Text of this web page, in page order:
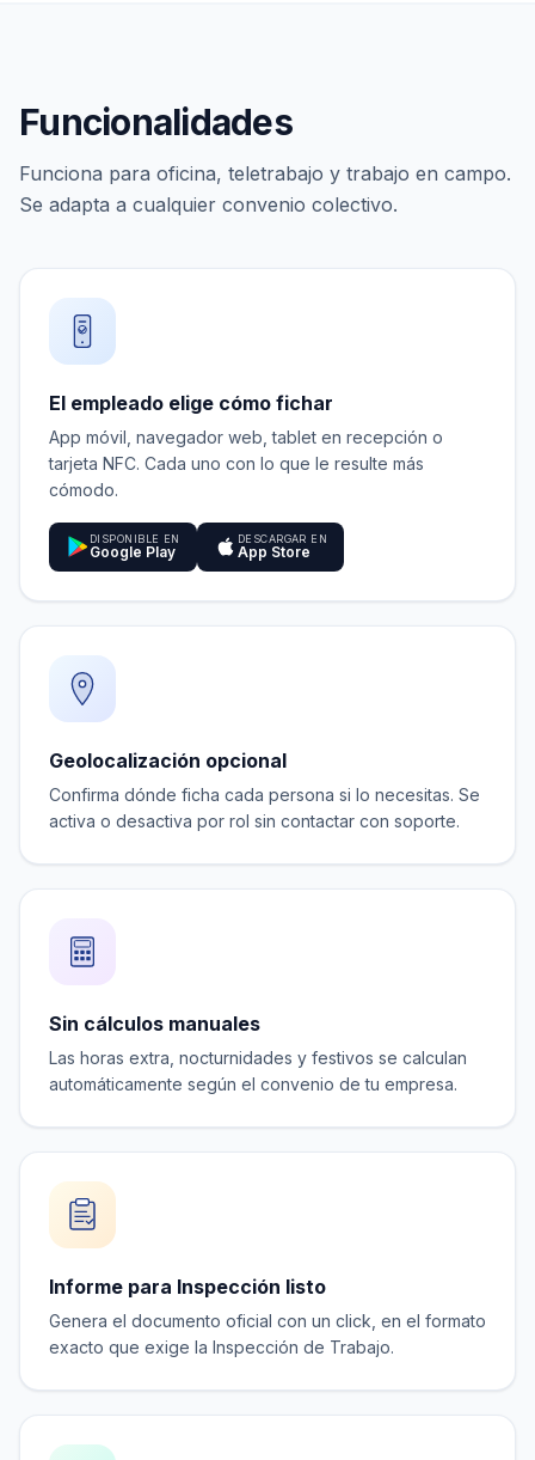
Funcionalidades
Funciona para oficina, teletrabajo y trabajo en campo.
Se adapta a cualquier convenio colectivo.
El empleado elige cómo fichar
App móvil, navegador web, tablet en recepción o
tarjeta NFC. Cada uno con lo que le resulte más
cómodo.
DISPONIBLE EN
Google Play
DESCARGAR EN
App Store
Geolocalización opcional
Confirma dónde ficha cada persona si lo necesitas. Se
activa o desactiva por rol sin contactar con soporte.
Sin cálculos manuales
Las horas extra, nocturnidades y festivos se calculan
automáticamente según el convenio de tu empresa.
Informe para Inspección listo
Genera el documento oficial con un click, en el formato
exacto que exige la Inspección de Trabajo.